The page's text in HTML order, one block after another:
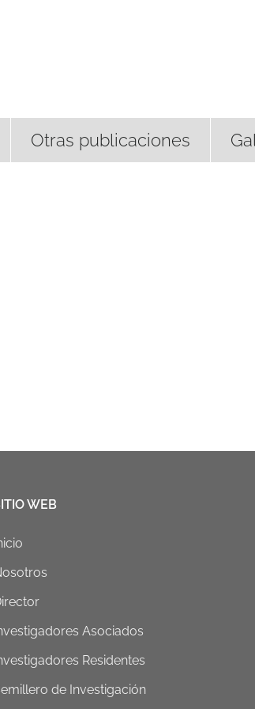
Otras publicaciones
WEB
Asociados
Residentes
de Investigación